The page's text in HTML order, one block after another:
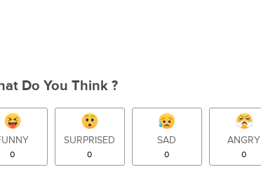
Do You Think ?
0
SURPRISED
0
SAD
0
ANGRY
0